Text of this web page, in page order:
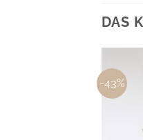
DAS
-43%